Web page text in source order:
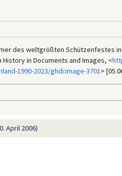
des weltgrößten Schützenfestes
History in Documents and Images, <
1990-2023/ghdi:image-3701 >
April 2006)